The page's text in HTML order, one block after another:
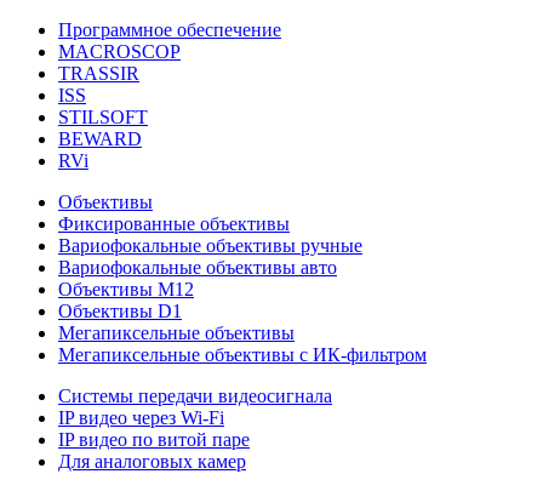
Программное обеспечение
MACROSCOP
TRASSIR
ISS
STILSOFT
BEWARD
RVi
Объективы
Фиксированные объективы
Вариофокальные объективы ручные
Вариофокальные объективы авто
Объективы М12
Объективы D1
Мегапиксельные объективы
Мегапиксельные объективы с ИК-фильтром
Системы передачи видеосигнала
IP видео через Wi-Fi
IP видео по витой паре
Для аналоговых камер